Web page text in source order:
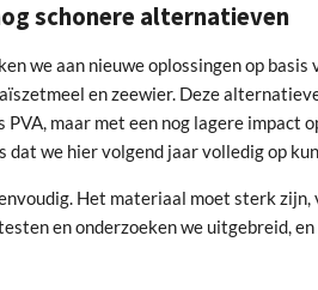
schonere alternatieven
we aan nieuwe oplossingen op
en zeewier. Deze
maar met een nog lagere impact
dat we hier volgend jaar volledig op
Het materiaal moet sterk zijn,
en onderzoeken we uitgebreid,